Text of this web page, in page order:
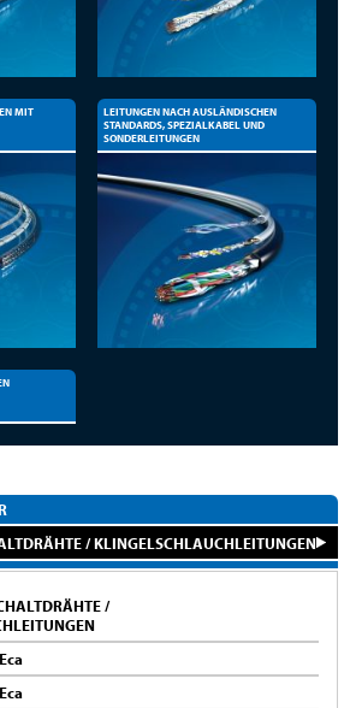
MIT
LEITUNGEN NACH AUSLÄNDISCHEN
STANDARDS, SPEZIALKABEL UND
SONDERLEITUNGEN
/ KLINGELSCHLAUCHLEITUNGEN
/